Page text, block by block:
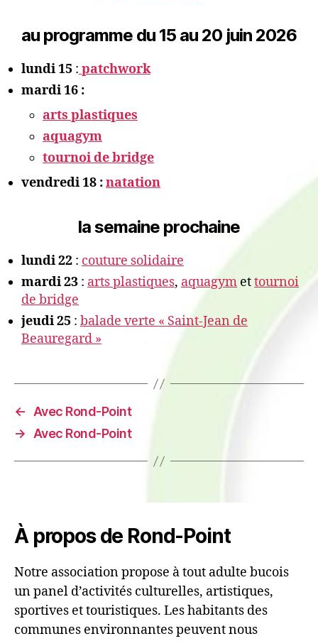
au programme du 15 au 20 juin 2026
lundi 15 : patchwork
mardi 16 :
arts plastiques
aquagym
tournoi de bridge
vendredi 18 :natation
la semaine prochaine
lundi 22 : couture solidaire
mardi 23 : arts plastiques, aquagym ettournoi
de bridge
jeudi 25 : balade verte « Saint-Jean de
Beauregard »
←
Avec Rond-Point
→
Avec Rond-Point
À propos de Rond-Point
Notre association propose à tout adulte bucois
un panel d’activités culturelles, artistiques,
sportives et touristiques. Les habitants des
communes environnantes peuvent nous